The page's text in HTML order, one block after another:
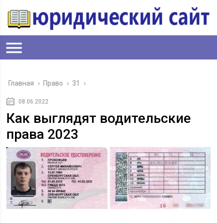
Главная › Право › 31 ›
08.06.2022
Как выглядят водительские
права 2023